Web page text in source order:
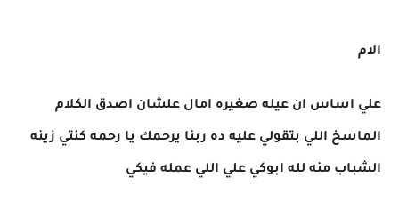
الام
علي اساس ان عيله صغيره امال علشان اصدق الكلام
الماسخ اللي بتقولي عليه ده ربنا يرحمك يا رحمه كنتي زينه
الشباب منه لله ابوكي علي اللي عمله فيكي